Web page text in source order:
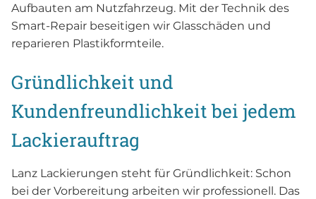
Aufbauten am Nutzfahrzeug. Mit der Technik des
Smart-Repair beseitigen wir Glasschäden und
reparieren Plastikformteile.
Gründlichkeit und
Kundenfreundlichkeit bei jedem
Lackierauftrag
Lanz Lackierungen steht für Gründlichkeit: Schon
bei der Vorbereitung arbeiten wir professionell. Das